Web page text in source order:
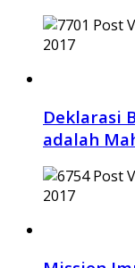
2017
Deklarasi
adalah
2017